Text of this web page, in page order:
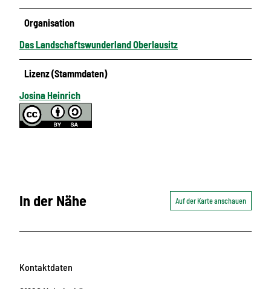
Organisation
Das Landschaftswunderland Oberlausitz
Lizenz (Stammdaten)
Josina Heinrich
In der Nähe Auf der Karte anschauen
Kontaktdaten